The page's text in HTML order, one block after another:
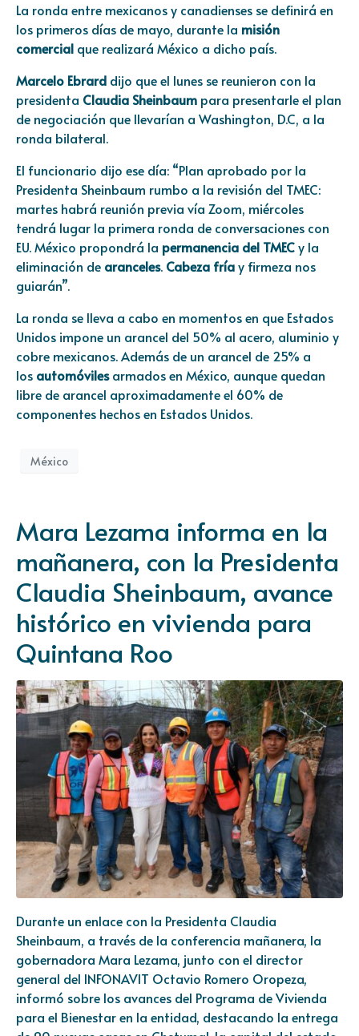
La ronda entre mexicanos y canadienses se definirá en
los primeros días de mayo, durante la misión
comercial que realizará México a dicho país.
Marcelo Ebrard dijo que el lunes se reunieron con la
presidenta Claudia Sheinbaum para presentarle el plan
de negociación que llevarían a Washington, D.C, a la
ronda bilateral.
El funcionario dijo ese día: “Plan aprobado por la
Presidenta Sheinbaum rumbo a la revisión del TMEC:
martes habrá reunión previa vía Zoom, miércoles
tendrá lugar la primera ronda de conversaciones con
EU. México propondrá la permanencia del TMECy la
eliminación de aranceles. Cabeza fríay firmeza nos
guiarán”.
La ronda se lleva a cabo en momentos en que Estados
Unidos impone un arancel del 50% al acero, aluminio y
cobre mexicanos. Además de un arancel de 25% a
los automóvilesarmados en México, aunque quedan
libre de arancel aproximadamente el 60% de
componentes hechos en Estados Unidos.
México
Mara Lezama informa en la
mañanera, con la Presidenta
Claudia Sheinbaum, avance
histórico en vivienda para
Quintana Roo
Durante un enlace con la Presidenta Claudia
Sheinbaum, a través de la conferencia mañanera, la
gobernadora Mara Lezama, junto con el director
general del INFONAVIT Octavio Romero Oropeza,
informó sobre los avances del Programa de Vivienda
para el Bienestar en la entidad, destacando la entrega